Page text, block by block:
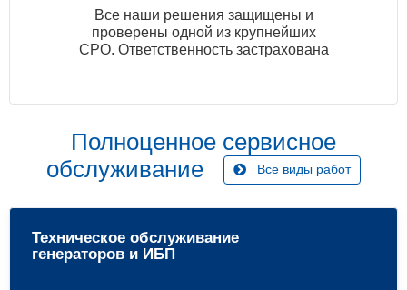
Все наши решения защищены и
проверены одной из крупнейших
СРО. Ответственность застрахована
Полноценное сервисное
обслуживание
Все виды работ
Техническое обслуживание
генераторов и ИБП